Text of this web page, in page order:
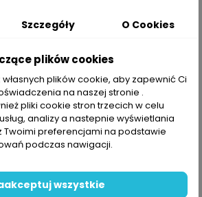
favorite_border favorite_border
Dysza ścienna ze spiżu
1 256,77 zł
Szczegóły O Cookies
plików cookies
plików cookie, aby zapewnić Ci
na naszej stronie .
pliki cookie stron trzecich w celu
analizy a nastepnie wyświetlania
Twoimi preferencjami na podstawie
podczas nawigacji.
wszystkie